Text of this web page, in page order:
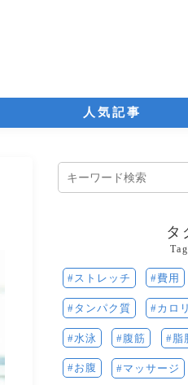
人気記事
タ
ストレッチ 費用
タンパク質 カロ
水泳 腹筋 脂
お腹 マッサージ